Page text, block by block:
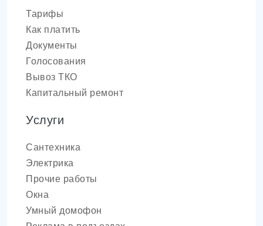
Тарифы
Как платить
Документы
Голосования
Вывоз ТКО
Капитальный ремонт
Услуги
Сантехника
Электрика
Прочие работы
Окна
Умный домофон